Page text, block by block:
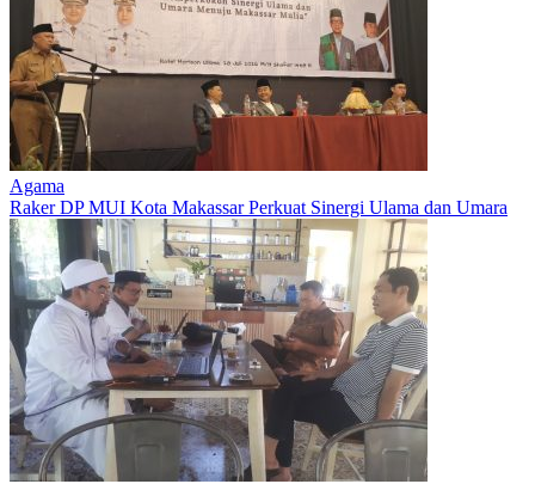
Agama
Raker DP MUI Kota Makassar Perkuat Sinergi Ulama dan Umara